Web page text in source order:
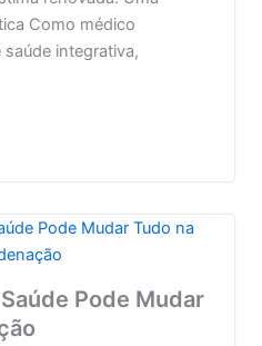
Como médico
integrativa,
Pode Mudar